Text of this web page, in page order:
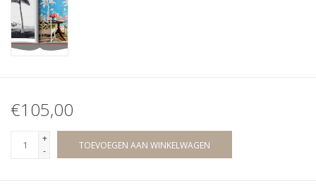
€105,00
+
-
TOEVOEGEN AAN WINKELWAGEN